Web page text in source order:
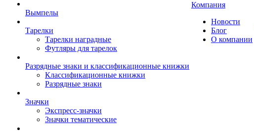
Вымпелы
Тарелки
Тарелки наградные
Футляры для тарелок
Разрядные знаки и классификационные книжки
Классификационные книжки
Разрядные знаки
Значки
Экспресс-значки
Значки тематические
Компания
Новости
Блог
О компании